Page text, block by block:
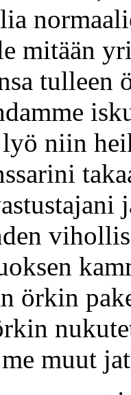
mitään
tulleen
niin
örkin
muut